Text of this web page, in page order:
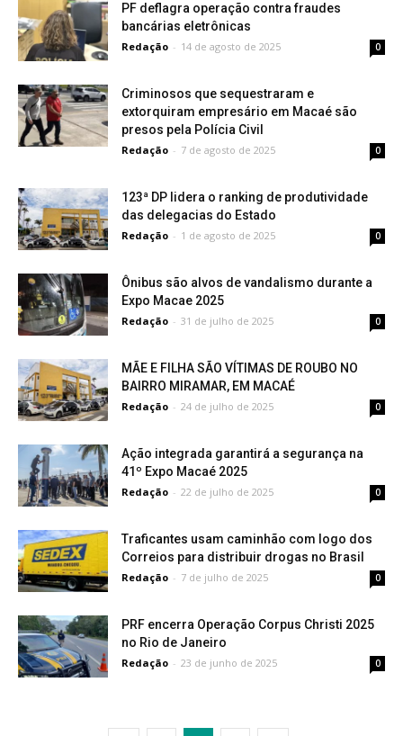
PF deflagra operação contra fraudes
bancárias eletrônicas
Redação - 14 de agosto de 2025 0
Criminosos que sequestraram e
extorquiram empresário em Macaé são
presos pela Polícia Civil
Redação - 7 de agosto de 2025 0
123ª DP lidera o ranking de produtividade
das delegacias do Estado
Redação - 1 de agosto de 2025 0
Ônibus são alvos de vandalismo durante a
Expo Macae 2025
Redação - 31 de julho de 2025 0
MÃE E FILHA SÃO VÍTIMAS DE ROUBO NO
BAIRRO MIRAMAR, EM MACAÉ
Redação - 24 de julho de 2025 0
Ação integrada garantirá a segurança na
41º Expo Macaé 2025
Redação - 22 de julho de 2025 0
Traficantes usam caminhão com logo dos
Correios para distribuir drogas no Brasil
Redação - 7 de julho de 2025 0
PRF encerra Operação Corpus Christi 2025
no Rio de Janeiro
Redação - 23 de junho de 2025 0